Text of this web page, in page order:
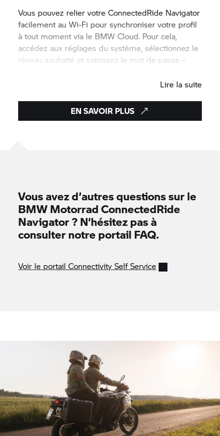
Vous pouvez relier votreConnectedRide Navigator
facilement au Wi-Fi pour synchroniser votre profil
à tout moment via le BMW Cloud. Pour cela,
accédez aux réglages du système, sélectionnez le
réseau souhaité et saisissez le mot de passe –
Lire la suite
EN SAVOIR PLUS
Vous avez d’autres questions sur le
BMW MotorradConnectedRide
Navigator ? N’hésitez pas à
consulter notre portail FAQ.
Voir le portail Connectivity Self Service